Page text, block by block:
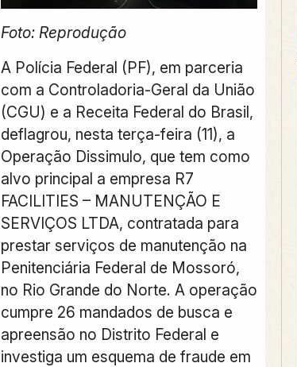
Foto: Reprodução
A Polícia Federal (PF), em parceria
com a Controladoria-Geral da União
(CGU) e a Receita Federal do Brasil,
deflagrou, nesta terça-feira (11), a
Operação Dissimulo, que tem como
alvo principal a empresa R7
FACILITIES – MANUTENÇÃO E
SERVIÇOS LTDA, contratada para
prestar serviços de manutenção na
Penitenciária Federal de Mossoró,
no Rio Grande do Norte. A operação
cumpre 26 mandados de busca e
apreensão no Distrito Federal e
investiga um esquema de fraude em